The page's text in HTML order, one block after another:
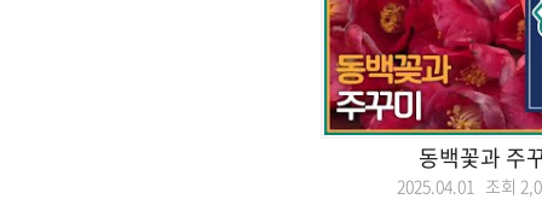
동백꽃과 주
2025.04.01 조회